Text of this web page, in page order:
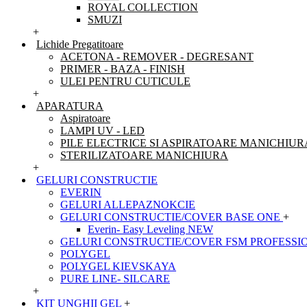
ROYAL COLLECTION
SMUZI
+
Lichide Pregatitoare
ACETONA - REMOVER - DEGRESANT
PRIMER - BAZA - FINISH
ULEI PENTRU CUTICULE
+
APARATURA
Aspiratoare
LAMPI UV - LED
PILE ELECTRICE SI ASPIRATOARE
STERILIZATOARE MANICHIURA
+
GELURI CONSTRUCTIE
EVERIN
GELURI ALLEPAZNOKCIE
GELURI CONSTRUCTIE/COVER BASE ONE +
Everin- Easy Leveling NEW
GELURI CONSTRUCTIE/COVER FSM
POLYGEL
POLYGEL KIEVSKAYA
PURE LINE- SILCARE
+
KIT UNGHII GEL +